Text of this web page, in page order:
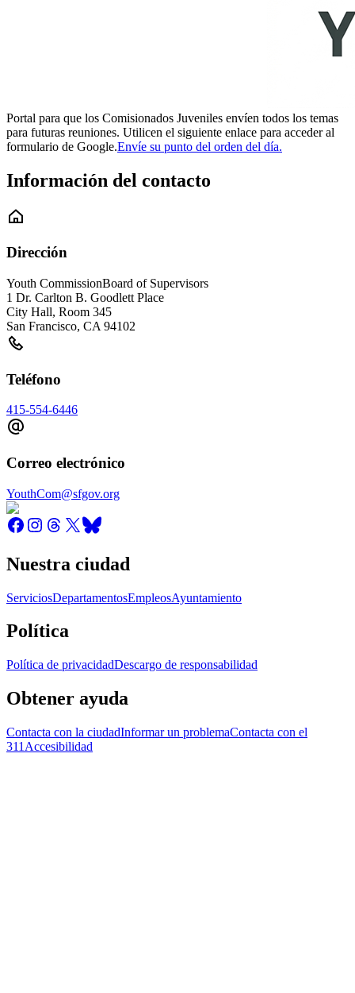
Portal para que los Comisionados Juveniles envíen todos los temas
para futuras reuniones. Utilicen el siguiente enlace para acceder al
formulario de Google.Envíe su punto del orden del día.
Información del contacto
Dirección
Youth CommissionBoard of Supervisors
1 Dr. Carlton B. Goodlett Place
City Hall, Room 345
San Francisco, CA 94102
Teléfono
415-554-6446
Correo electrónico
YouthCom@sfgov.org
Nuestra ciudad
ServiciosDepartamentosEmpleosAyuntamiento
Política
Política de privacidadDescargo de responsabilidad
Obtener ayuda
Contacta con la ciudadInformar un problemaContacta con el
311 Accesibilidad